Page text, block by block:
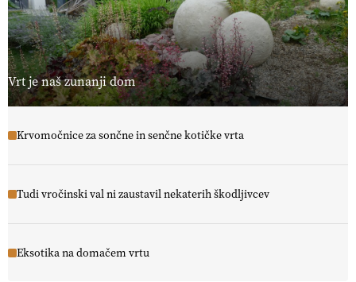
Vrt je naš zunanji dom
Krvomočnice za sončne in senčne kotičke vrta
Tudi vročinski val ni zaustavil nekaterih škodljivcev
Eksotika na domačem vrtu